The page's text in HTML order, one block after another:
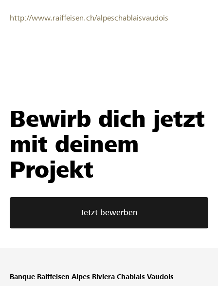
http://www.raiffeisen.ch/alpeschablaisvaudois
Bewirb dich jetzt
mit deinem
Projekt
Jetzt bewerben
Banque Raiffeisen Alpes Riviera Chablais Vaudois